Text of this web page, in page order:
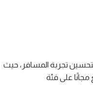
تجربة المسافر، حيث
والمرونة، وكان أبرز هذه المزايا اضافة حقيبة المقصورة بوزن 7 كغ مجانًا على فئة